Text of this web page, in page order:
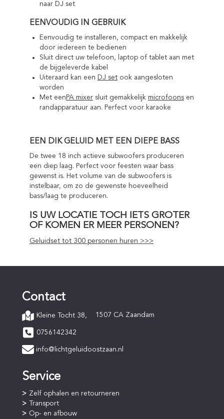
naar DJ set
EENVOUDIG IN GEBRUIK
Eenvoudig te installeren, compact en makkelijk
door iedereen te bedienen
Sluit direct uw telefoon, laptop of tablet aan met
de bijgeleverde kabel
Uiteraard kan een DJ set ook aangesloten
worden
Met een PA mixer sluit gemakkelijk microfoons en
randapparatuur aan. Perfect voor karaoke
EEN DIK GELUID MET EEN DIEPE BASS
De twee 18 inch actieve subwoofers produceren
een diep laag. Perfect voor feesten waar bass
gewenst is. Het volume van de subwoofers is
instelbaar, om zo de gewenste hoeveelheid
bass/laag te produceren.
IS UW LOCATIE TOCH IETS GROTER
OF KOMEN ER MEER PERSONEN?
Geluidset tot 300 personen huren >>>
Contact
Kleine Tocht 38, 1507 CA Zaandam
0756142342
info@lichtgeluidoostzaan.nl
Service
Zelf ophalen en retourneren
Transport
Op- en afbouw